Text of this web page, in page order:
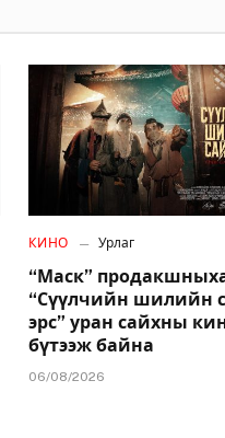
КИНО Урлаг
“Маск”
“Сүүлчийн шилийн
эрс” уран сайхны
бүтээж байна
06/08/2026